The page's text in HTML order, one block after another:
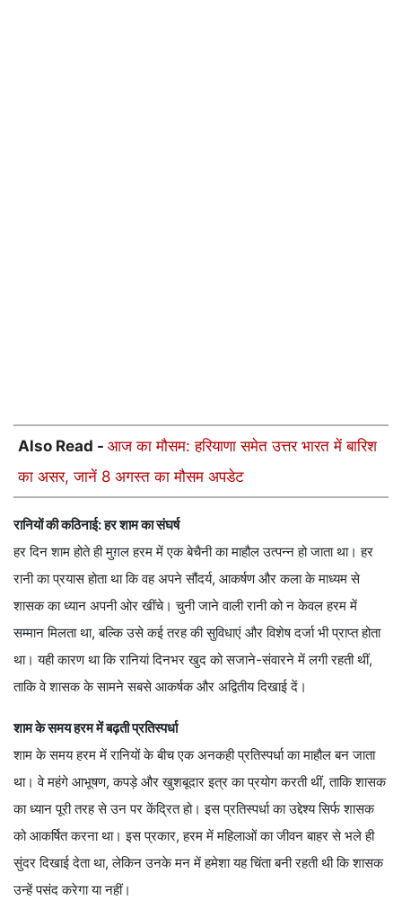
Also Read - आज का मौसम: हरियाणा समेत उत्तर भारत में बारिश
का असर, जानें 8 अगस्त का मौसम अपडेट
रानियों की कठिनाई: हर शाम का संघर्ष
हर दिन शाम होते ही मुग़ल हरम में एक बेचैनी का माहौल उत्पन्न हो जाता था। हर
रानी का प्रयास होता था कि वह अपने सौंदर्य, आकर्षण और कला के माध्यम से
शासक का ध्यान अपनी ओर खींचे। चुनी जाने वाली रानी को न केवल हरम में
सम्मान मिलता था, बल्कि उसे कई तरह की सुविधाएं और विशेष दर्जा भी प्राप्त होता
था। यही कारण था कि रानियां दिनभर खुद को सजाने-संवारने में लगी रहती थीं,
ताकि वे शासक के सामने सबसे आकर्षक और अद्वितीय दिखाई दें।
शाम के समय हरम में बढ़ती प्रतिस्पर्धा
शाम के समय हरम में रानियों के बीच एक अनकही प्रतिस्पर्धा का माहौल बन जाता
था। वे महंगे आभूषण, कपड़े और खुशबूदार इत्र का प्रयोग करती थीं, ताकि शासक
का ध्यान पूरी तरह से उन पर केंद्रित हो। इस प्रतिस्पर्धा का उद्देश्य सिर्फ शासक
को आकर्षित करना था। इस प्रकार, हरम में महिलाओं का जीवन बाहर से भले ही
सुंदर दिखाई देता था, लेकिन उनके मन में हमेशा यह चिंता बनी रहती थी कि शासक
उन्हें पसंद करेगा या नहीं।